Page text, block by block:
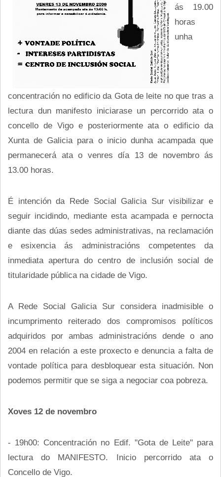
ás 19.00
horas
unha
concentración no edificio da Gota de leite no que tras a
lectura dun manifesto iniciarase un percorrido ata o
concello de Vigo e posteriormente ata o edificio da
Xunta de Galicia para o inicio dunha acampada que
permanecerá ata o venres día 13 de novembro ás
13.00 horas.
É intención da Rede Social Galicia Sur visibilizar e
seguir incidindo, mediante esta acampada e pernocta
diante das dúas sedes administrativas, na reclamación
e esixencia ás administracións competentes da
inmediata apertura do centro de inclusión social de
titularidade pública na cidade de Vigo.
A Rede Social Galicia Sur considera inadmisible o
incumprimento reiterado dos compromisos políticos
adquiridos por ambas administracións dende o ano
2004 en relación a este proxecto e denuncia a falta de
vontade política para desbloquear esta situación. Non
podemos permitir que se siga a negociar coa pobreza.
Xoves 12 de novembro
- 19h00: Concentración no Edif. "Gota de Leite" para
lectura do MANIFESTO. Inicio percorrido ata o
Concello de Vigo.